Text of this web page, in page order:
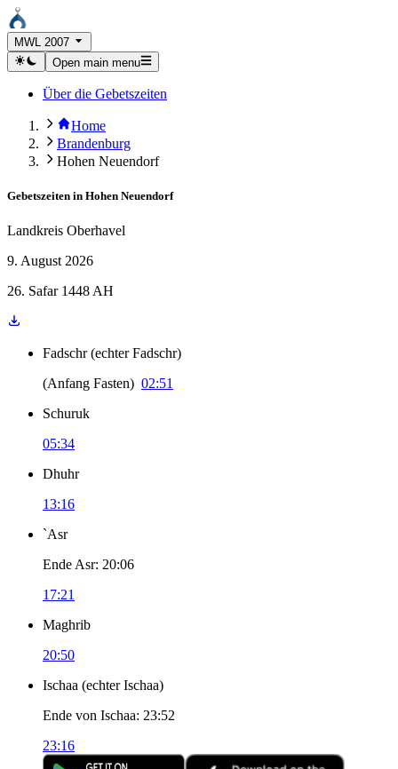
MWL 2007
Open main menu
Über die Gebetszeiten
Home
Brandenburg
Hohen Neuendorf
Gebetszeiten in Hohen Neuendorf
Landkreis Oberhavel
9. August 2026
26. Safar 1448 AH
Fadschr (echter Fadschr)
(Anfang Fasten) 02:51
Schuruk
05:34
Dhuhr
13:16
`Asr
Ende Asr: 20:06
17:21
Maghrib
20:50
Ischaa (echter Ischaa)
Ende von Ischaa: 23:52
23:16